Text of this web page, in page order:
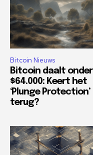
Bitcoin Nieuws
Bitcoin daalt onder
$64.000: Keert het
‘Plunge Protection’
terug?